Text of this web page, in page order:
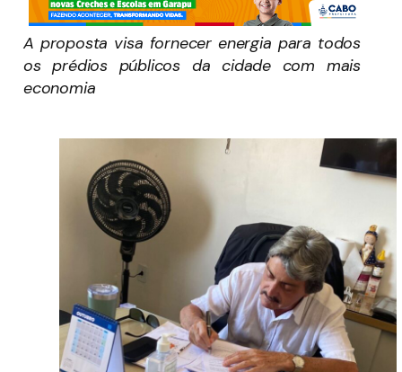
A proposta visa fornecer energia para todos
os prédios públicos da cidade com mais
economia